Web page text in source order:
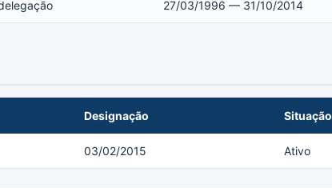
27/03/1996 — 31/10/2014
Designação Situação
03/02/2015 Ativo